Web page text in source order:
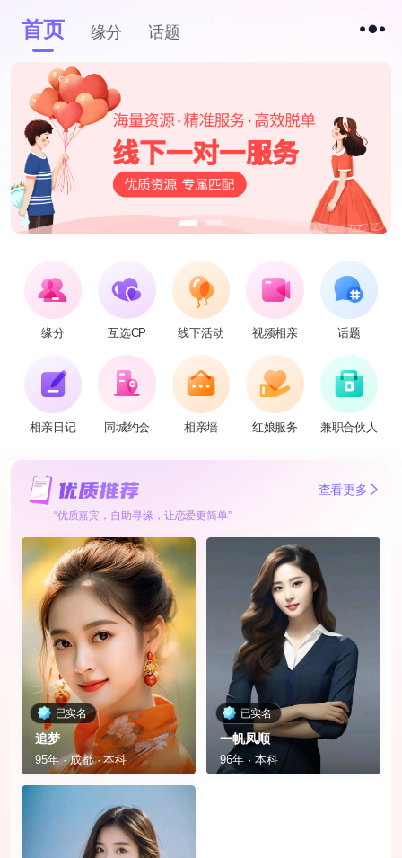
首页 缘分 话题
缘分 互选CP 线下活动 视频相亲 话题
相亲日记 同城约会 相亲墙 红娘服务 兼职合伙人
查看更多
“优质嘉宾，自助寻缘，让恋爱更简单”
已实名
追梦
95年 · 成都 · 本科
已实名
一帆凤顺
96年 · 本科